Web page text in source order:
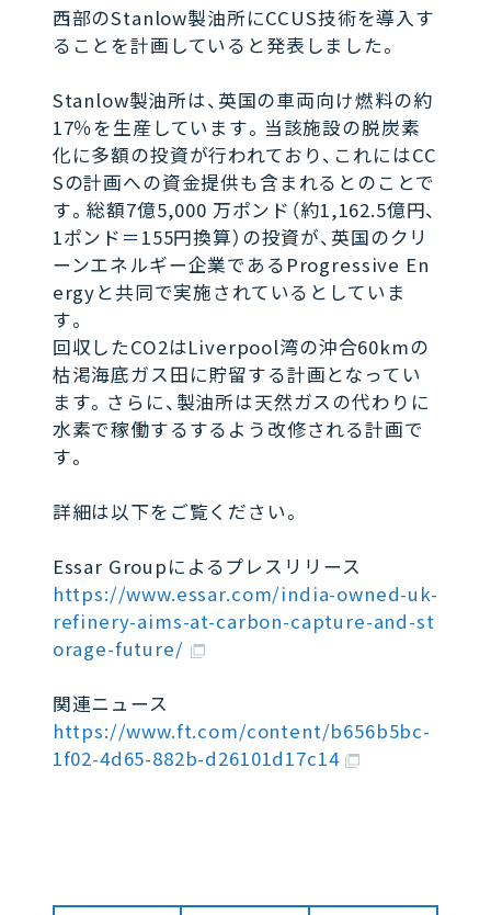
西部のStanlow製油所にCCUS技術を導入す
ることを計画していると発表しました。
Stanlow製油所は、英国の車両向け燃料の約
17％を生産しています。当該施設の脱炭素
化に多額の投資が行われており、これにはCC
Sの計画への資金提供も含まれるとのことで
す。総額7億5,000 万ポンド（約1,162.5億円、
1ポンド＝155円換算）の投資が、英国のクリ
ーンエネルギー企業であるProgressive En
ergyと共同で実施されているとしていま
す。
回収したCO2はLiverpool湾の沖合60kmの
枯渇海底ガス田に貯留する計画となってい
ます。さらに、製油所は天然ガスの代わりに
水素で稼働するするよう改修される計画で
す。
詳細は以下をご覧ください。
Essar Groupによるプレスリリース
https://www.essar.com/india-owned-uk-
refinery-aims-at-carbon-capture-and-st
orage-future/
関連ニュース
https://www.ft.com/content/b656b5bc-
1f02-4d65-882b-d26101d17c14